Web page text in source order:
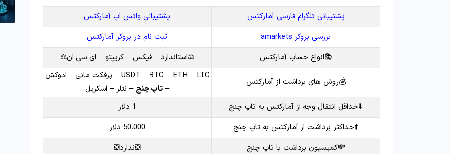
پشتیبانی تلگرام فارسی آمارکتس
پشتیبانی واتس اپ آمارکتس
بررسی بروکر amarkets
ثبت نام در بروکر آمارکتس
📚انواع حساب آمارکتس
⚖️استاندارد – فیکس – کریپتو – ای سی ان⚖️
💰روش های برداشت از آمارکتس
USDT – BTC – ETH – LTC – پرفکت مانی – ادوکش
–تاپ چنج – نتلر – اسکریل
⬇️حداقل انتقال وجه از آمارکتس به تاپ چنج
1 دلار
⬆️حداکثر برداشت از آمارکتس به تاپ چنج
50.000 دلار
💸کمیسیون برداشت با تاپ چنج
❎ندارد❎